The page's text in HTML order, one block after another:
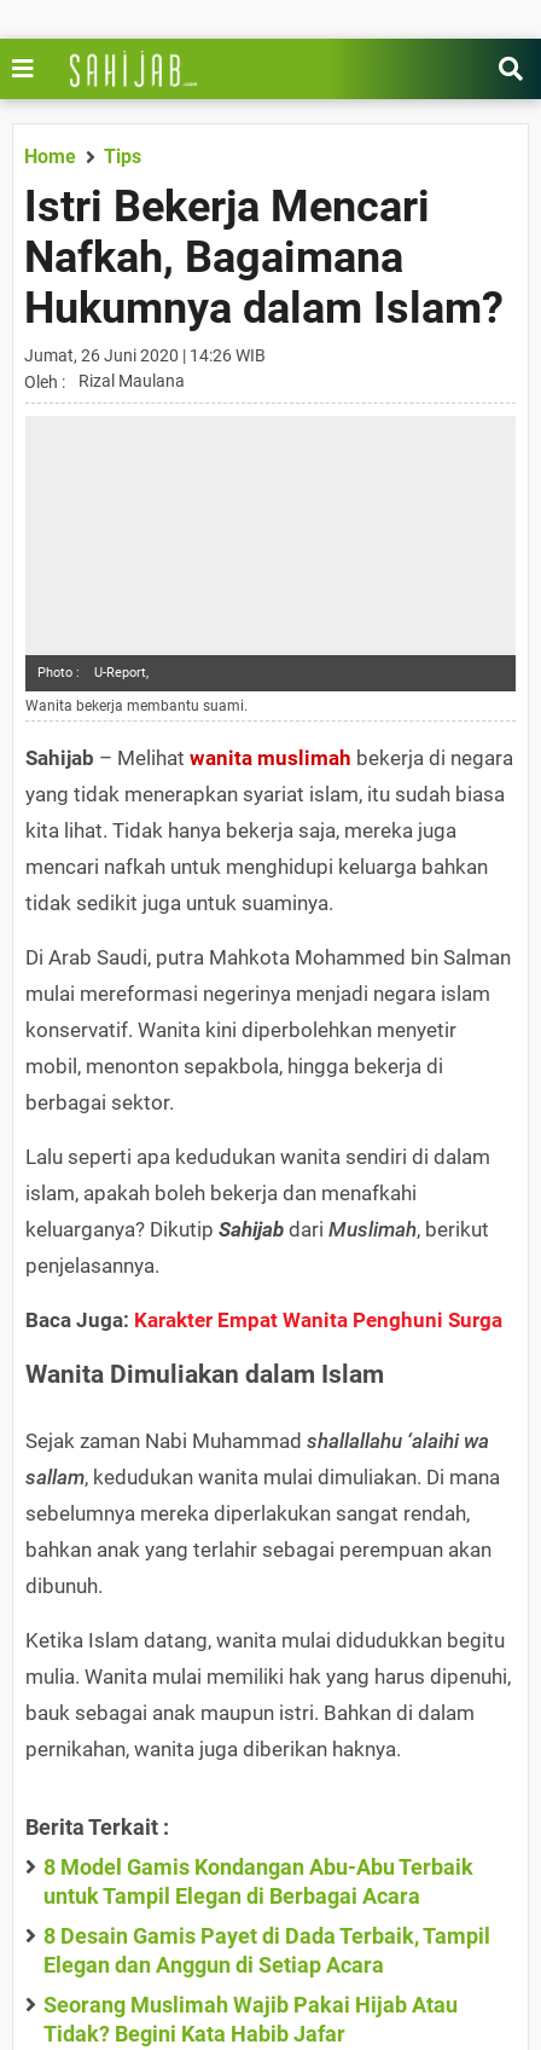
Home Tips
Istri Bekerja Mencari
Nafkah, Bagaimana
Hukumnya dalam Islam?
Jumat, 26 Juni 2020 | 14:26 WIB
Oleh :
Rizal Maulana
Photo : U-Report,
Wanita bekerja membantu suami.
Sahijab – Melihat wanita muslimah bekerja di negara
yang tidak menerapkan syariat islam, itu sudah biasa
kita lihat. Tidak hanya bekerja saja, mereka juga
mencari nafkah untuk menghidupi keluarga bahkan
tidak sedikit juga untuk suaminya.
Di Arab Saudi, putra Mahkota Mohammed bin Salman
mulai mereformasi negerinya menjadi negara islam
konservatif. Wanita kini diperbolehkan menyetir
mobil, menonton sepakbola, hingga bekerja di
berbagai sektor.
Lalu seperti apa kedudukan wanita sendiri di dalam
islam, apakah boleh bekerja dan menafkahi
keluarganya? Dikutip Sahijab dari Muslimah, berikut
penjelasannya.
Baca Juga: Karakter Empat Wanita Penghuni Surga
Wanita Dimuliakan dalam Islam
Sejak zaman Nabi Muhammad shallallahu ‘alaihi wa
sallam, kedudukan wanita mulai dimuliakan. Di mana
sebelumnya mereka diperlakukan sangat rendah,
bahkan anak yang terlahir sebagai perempuan akan
dibunuh.
Ketika Islam datang, wanita mulai didudukkan begitu
mulia. Wanita mulai memiliki hak yang harus dipenuhi,
bauk sebagai anak maupun istri. Bahkan di dalam
pernikahan, wanita juga diberikan haknya.
Berita Terkait :
8 Model Gamis Kondangan Abu-Abu Terbaik
untuk Tampil Elegan di Berbagai Acara
8 Desain Gamis Payet di Dada Terbaik, Tampil
Elegan dan Anggun di Setiap Acara
Seorang Muslimah Wajib Pakai Hijab Atau
Tidak? Begini Kata Habib Jafar